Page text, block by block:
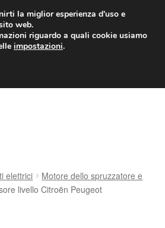
da 7 EUR
- 16:00/800 580 290
elettrici
Motore dello spruzzatore e
livello Citroën Peugeot
la miglior esperienza d'uso e
web.
riguardo a quali cookie usiamo
impostazioni.